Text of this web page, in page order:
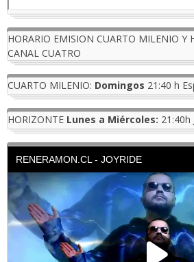
HORARIO EMISION CUARTO MILENIO Y
CANAL CUATRO
CUARTO MILENIO: Domingos 21:40 h
HORIZONTE Lunes a Miércoles: 21:40h